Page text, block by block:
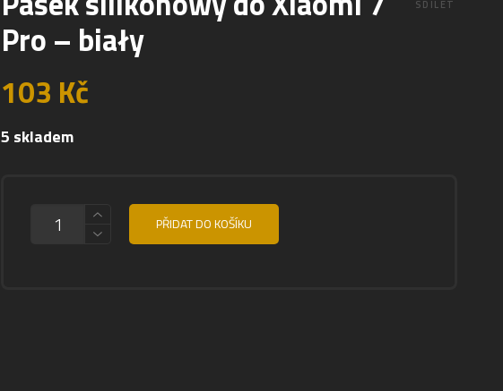
SDÍLET
Pro – biały
103 Kč
5 skladem
PŘIDAT DO KOŠÍKU